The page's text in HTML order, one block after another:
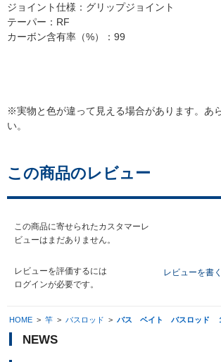
ジョイント仕様：グリップジョイント
テーパー：RF
カーボン含有率（%）：99
※実物と色が違って見える場合があります。あ
い。
この商品のレビュー
この商品に寄せられたカスタマーレ
ビューはまだありません。
レビューを評価するには
ログインが必要です。
レビューを書く
HOME > 竿 > バスロッド > バス ベイト バスロッド
NEWS